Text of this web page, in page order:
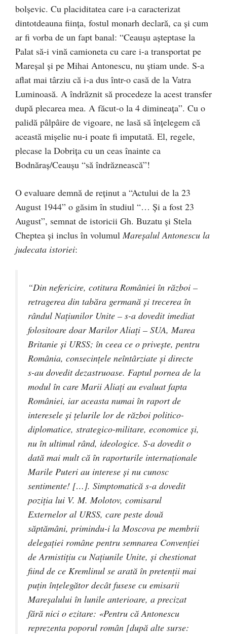
bolşevic. Cu placiditatea care i-a caracterizat
dintotdeauna fiinţa, fostul monarh declară, ca şi cum
ar fi vorba de un fapt banal: “Ceauşu aşteptase la
Palat să-i vină camioneta cu care i-a transportat pe
Mareşal şi pe Mihai Antonescu, nu ştiam unde. S-a
aflat mai târziu că i-a dus într-o casă de la Vatra
Luminoasă. A îndrăznit să procedeze la acest transfer
după plecarea mea. A făcut-o la 4 dimineaţa”. Cu o
palidă pâlpâire de vigoare, ne lasă să înţelegem că
această mişelie nu-i poate fi imputată. El, regele,
plecase la Dobriţa cu un ceas înainte ca
Bodnăraş/Ceauşu “să îndrăznească”!
O evaluare demnă de reţinut a “Actului de la 23
August 1944” o găsim în studiul “… Şi a fost 23
August”, semnat de istoricii Gh. Buzatu şi Stela
Cheptea şi inclus în volumul Mareşalul Antonescu la
judecata istoriei:
“Din nefericire, cotitura României în război –
retragerea din tabăra germană şi trecerea în
rândul Naţiunilor Unite – s-a dovedit imediat
folositoare doar Marilor Aliaţi – SUA, Marea
Britanie şi URSS; în ceea ce o priveşte, pentru
România, consecinţele neîntârziate şi directe
s-au dovedit dezastruoase. Faptul pornea de la
modul în care Marii Aliaţi au evaluat fapta
României, iar aceasta numai în raport de
interesele şi ţelurile lor de război politico-
diplomatice, strategico-militare, economice şi,
nu în ultimul rând, ideologice. S-a dovedit o
dată mai mult că în raporturile internaţionale
Marile Puteri au interese şi nu cunosc
sentimente! […]. Simptomatică s-a dovedit
poziţia lui V. M. Molotov, comisarul
Externelor al URSS, care peste două
săptămâni, primindu-i la Moscova pe membrii
delegaţiei române pentru semnarea Convenţiei
de Armistiţiu cu Naţiunile Unite, şi chestionat
fiind de ce Kremlinul se arată în pretenţii mai
puţin înţelegător decât fusese cu emisarii
Mareşalului în lunile anterioare, a precizat
fără nici o ezitare: «Pentru că Antonescu
reprezenta poporul român [după alte surse: